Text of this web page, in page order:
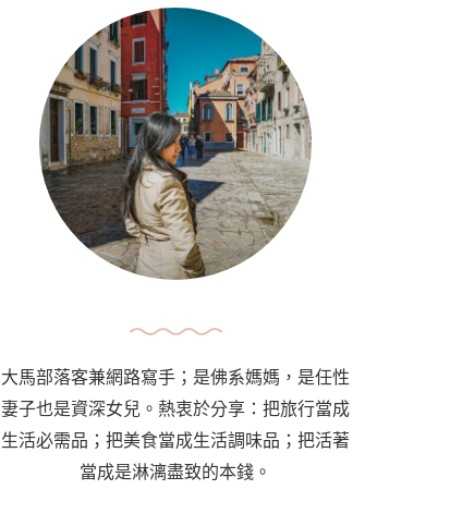
大馬部落客兼網路寫手；是佛系媽媽，是任性
妻子也是資深女兒。熱衷於分享：把旅行當成
生活必需品；把美食當成生活調味品；把活著
當成是淋漓盡致的本錢。